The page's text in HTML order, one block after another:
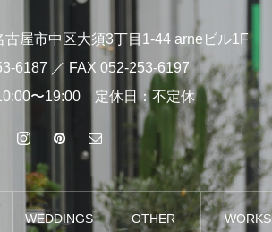
古屋市中区大須3丁目1-44 arneビル1F
6187 ／ FAX 052-253-6197
〜19:00 定休日：不定休
WEDDINGS OTHER WORKS